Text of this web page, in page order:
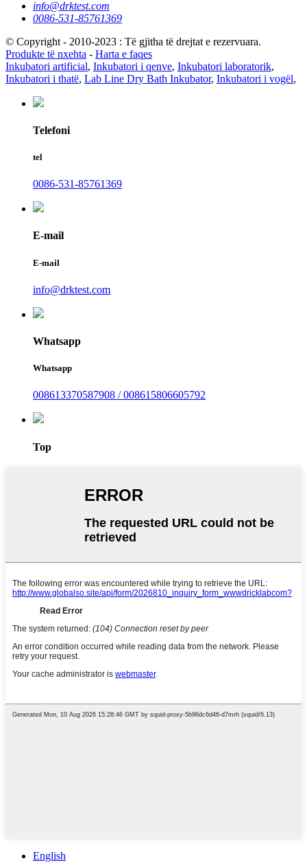
info@drktest.com
0086-531-85761369
© Copyright - 2010-2023 : Të gjitha të drejtat e rezervuara.
Produkte të nxehta - Harta e faqes
Inkubatori artificial, Inkubatori i qenve, Inkubatori laboratorik,
Inkubatori i thatë, Lab Line Dry Bath Inkubator, Inkubatori i vogël,
Telefoni
tel
0086-531-85761369
E-mail
E-mail
info@drktest.com
Whatsapp
Whatsapp
008613370587908 / 008615806605792
Top
English